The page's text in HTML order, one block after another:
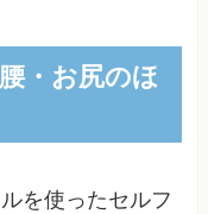
・お尻のほ
を使ったセルフ